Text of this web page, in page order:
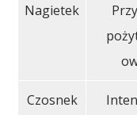
Nagietek
Czosnek